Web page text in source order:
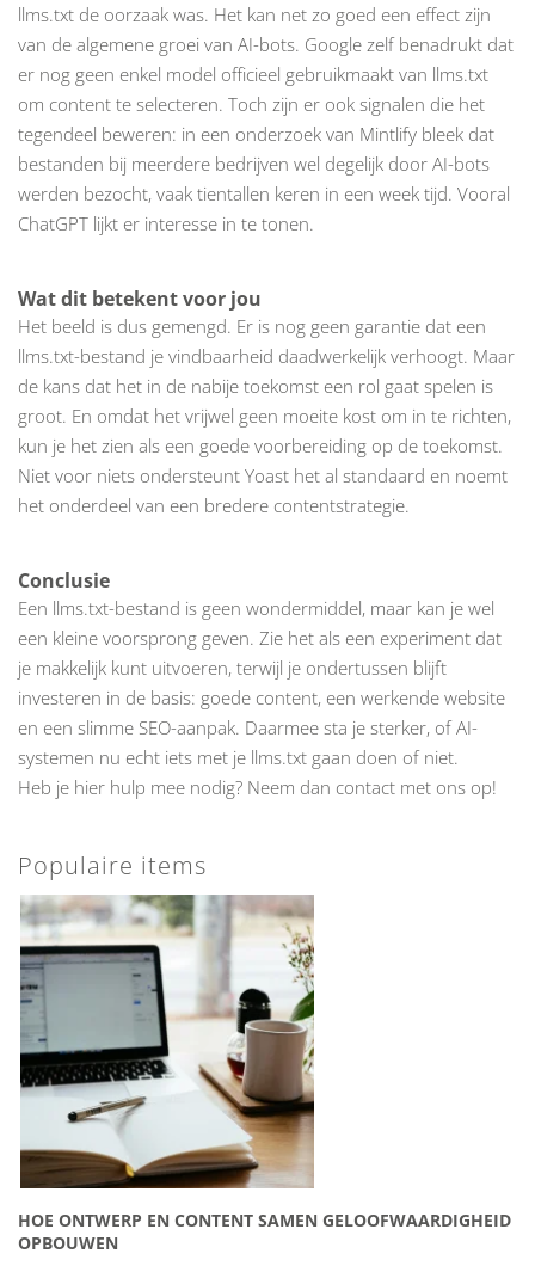
llms.txt de oorzaak was. Het kan net zo goed een effect zijn
van de algemene groei van AI-bots. Google zelf benadrukt dat
er nog geen enkel model officieel gebruikmaakt van llms.txt
om content te selecteren. Toch zijn er ook signalen die het
tegendeel beweren: in een onderzoek van Mintlify bleek dat
bestanden bij meerdere bedrijven wel degelijk door AI-bots
werden bezocht, vaak tientallen keren in een week tijd. Vooral
ChatGPT lijkt er interesse in te tonen.
Wat dit betekent voor jou
Het beeld is dus gemengd. Er is nog geen garantie dat een
llms.txt-bestand je vindbaarheid daadwerkelijk verhoogt. Maar
de kans dat het in de nabije toekomst een rol gaat spelen is
groot. En omdat het vrijwel geen moeite kost om in te richten,
kun je het zien als een goede voorbereiding op de toekomst.
Niet voor niets ondersteunt Yoast het al standaard en noemt
het onderdeel van een bredere contentstrategie.
Conclusie
Een llms.txt-bestand is geen wondermiddel, maar kan je wel
een kleine voorsprong geven. Zie het als een experiment dat
je makkelijk kunt uitvoeren, terwijl je ondertussen blijft
investeren in de basis: goede content, een werkende website
en een slimme SEO-aanpak. Daarmee sta je sterker, of AI-
systemen nu echt iets met je llms.txt gaan doen of niet.
Heb je hier hulp mee nodig? Neem dan contact met ons op!
Populaire items
HOE ONTWERP EN CONTENT SAMEN GELOOFWAARDIGHEID
OPBOUWEN